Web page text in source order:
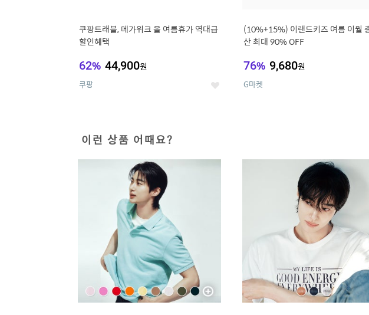
쿠팡트래블, 메가위크 올 여름휴가 역대급
할인혜택
62% 44,900원
쿠팡 좋
(10%+15%) 이랜드키즈 여름 이월
산 최대 90% OFF
76% 9,680원
G마켓
이런 상품 어때요?